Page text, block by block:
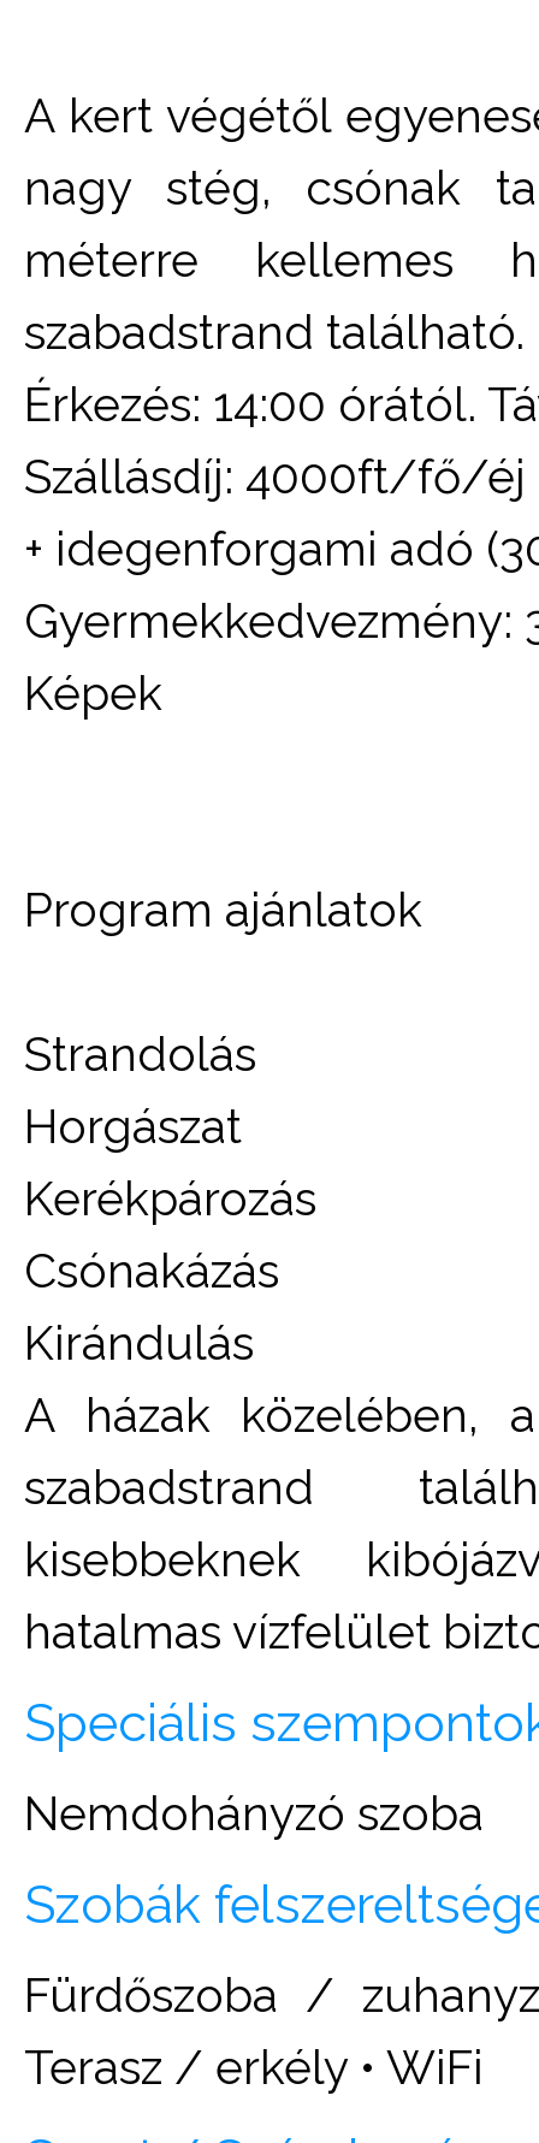
A kert végétől
nagy stég, csónak
méterre kellemes
szabadstrand található.
Érkezés: 14:00 órától.
Szállásdíj: 4000ft/fő/éj
+ idegenforgami adó
Gyermekkedvezmény:
Képek
Program ajánlatok
Strandolás
Horgászat
Kerékpározás
Csónakázás
Kirándulás
A házak közelében,
szabadstrand
kisebbeknek
hatalmas vízfelület
Speciális
Nemdohányzó szoba
Szobák
Fürdőszoba /
Terasz / erkély • WiFi